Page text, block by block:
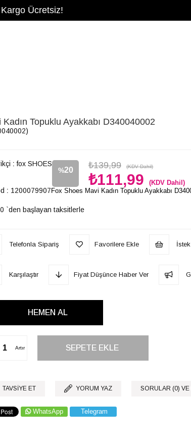
Ücretsiz!
Kadın Topuklu Ayakkabı D340040002
: fox SHOES
%20
İndirim
₺139,99 (KDV Dahil)
₺111,99 (KDV Dahil)
: 1200079907
`den başlayan taksitlerle
Fox Shoes Mavi Kadın Topuklu Ayakkabı
Telefonla Sipariş Favorilere Ekle
Karşılaştır Fiyat Düşünce Haber Ver
Artır
TAVSIYE ET YORUM YAZ SORULAR (0) VE
WhatsApp Telegram